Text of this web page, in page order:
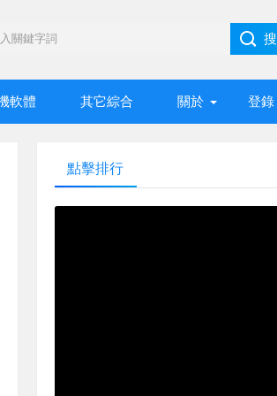
軟體 其它綜合 關於 登錄
點擊排行